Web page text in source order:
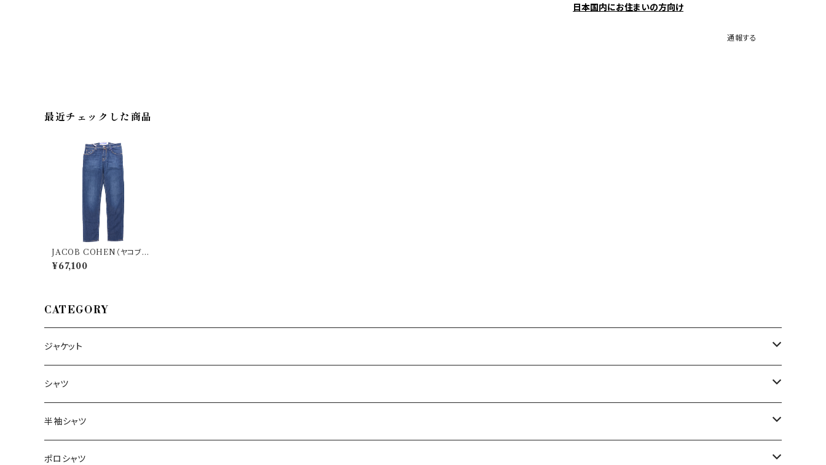
日本国内にお住まいの方向け
通報する
最近チェックした商品
JACOB COHEN（ヤコブコ
ーエン） ジーンズ UQ E07 3
2 S2851 NICK 33061
¥67,100
CATEGORY
ジャケット
～44/S
46/M
48/L
シャツ
～44/S
46/M
半袖シャツ
～44/S
ポロシャツ